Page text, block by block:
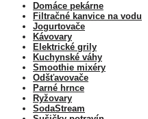
Domáce pekárne
Filtračné kanvice na vodu
Jogurtovače
Kávovary
Elektrické grily
Kuchynské váhy
Smoothie mixéry
Odšťavovače
Parné hrnce
Ryžovary
SodaStream